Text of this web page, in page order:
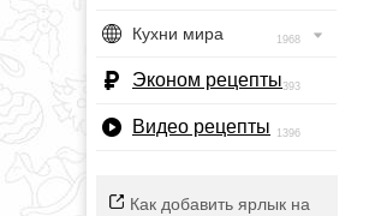
Кухни мира 1968
Эконом рецепты393
Видео рецепты 1396
Как добавить ярлык на